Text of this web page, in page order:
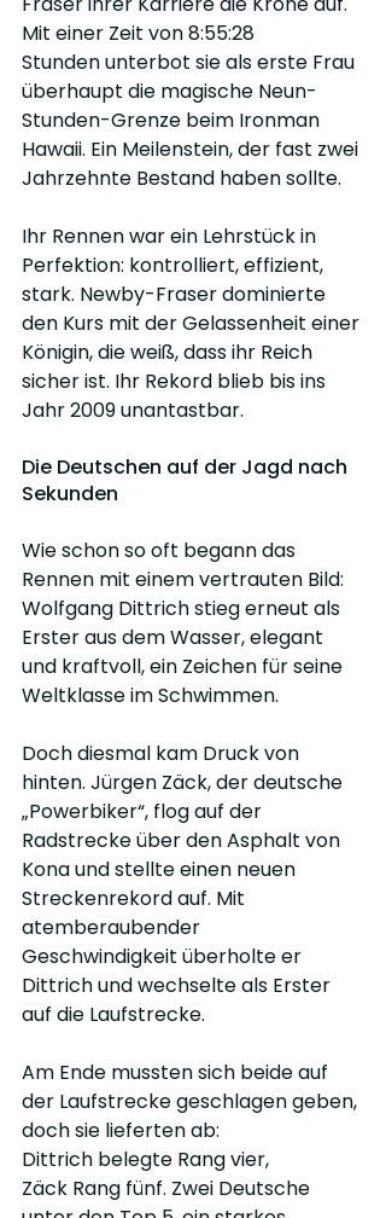
Mit einer Zeit von 8:55:28
Stunden unterbot sie als erste Frau
überhaupt die magische Neun-
Stunden-Grenze beim Ironman
Hawaii. Ein Meilenstein, der fast zwei
Jahrzehnte Bestand haben sollte.
Ihr Rennen war ein Lehrstück in
Perfektion: kontrolliert, effizient,
stark. Newby-Fraser dominierte
den Kurs mit der Gelassenheit einer
Königin, die weiß, dass ihr Reich
sicher ist. Ihr Rekord blieb bis ins
Jahr 2009 unantastbar.
Die Deutschen auf der Jagd nach
Sekunden
Wie schon so oft begann das
Rennen mit einem vertrauten Bild:
Wolfgang Dittrich stieg erneut als
Erster aus dem Wasser, elegant
und kraftvoll, ein Zeichen für seine
Weltklasse im Schwimmen.
Doch diesmal kam Druck von
hinten. Jürgen Zäck, der deutsche
„Powerbiker“, flog auf der
Radstrecke über den Asphalt von
Kona und stellte einen neuen
Streckenrekord auf. Mit
atemberaubender
Geschwindigkeit überholte er
Dittrich und wechselte als Erster
auf die Laufstrecke.
Am Ende mussten sich beide auf
der Laufstrecke geschlagen geben,
doch sie lieferten ab:
Dittrich belegte Rang vier,
Zäck Rang fünf. Zwei Deutsche